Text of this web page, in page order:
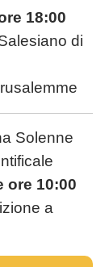
18:00
di
Solenne
10:00
a